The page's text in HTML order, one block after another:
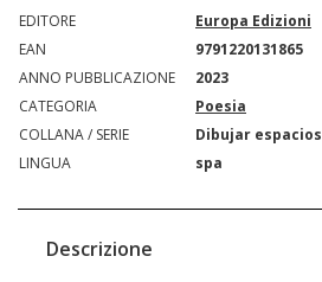
EDITORE
Europa Edizioni
EAN
9791220131865
ANNO PUBBLICAZIONE
2023
CATEGORIA
Poesia
COLLANA / SERIE
Dibujar espacios
LINGUA
spa
Descrizione